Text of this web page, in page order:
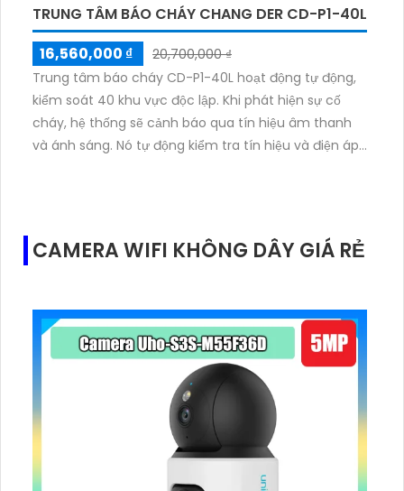
TRUNG TÂM BÁO CHÁY CHANG DER CD-P1-40L
16,560,000 ₫
20,700,000 ₫
Trung tâm báo cháy CD-P1-40L hoạt động tự động,
kiểm soát 40 khu vực độc lập. Khi phát hiện sự cố
cháy, hệ thống sẽ cảnh báo qua tín hiệu âm thanh
và ánh sáng. Nó tự động kiểm tra tín hiệu và điện áp,
CAMERA WIFI KHÔNG DÂY GIÁ RẺ